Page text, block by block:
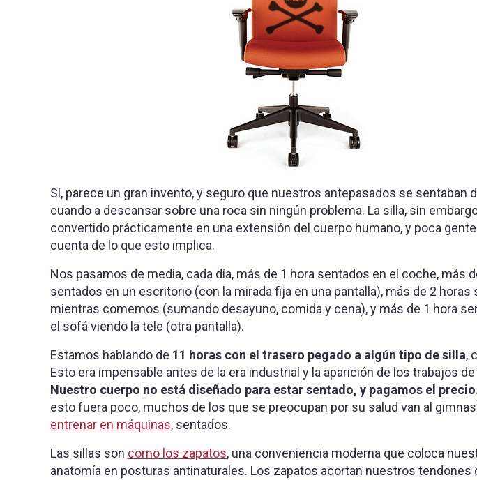
Sí, parece un gran invento, y seguro que nuestros antepasados se sentaban
cuando a descansar sobre una roca sin ningún problema. La silla, sin
convertido prácticamente en una extensión del cuerpo humano, y poca
cuenta de lo que esto implica.
Nos pasamos de media, cada día, más de 1 hora sentados en el coche, más
sentados en un escritorio (con la mirada fija en una pantalla), más de 2 horas
mientras comemos (sumando desayuno, comida y cena), y más de 1 hora
el sofá viendo la tele (otra pantalla).
Estamos hablando de 11 horas con el trasero pegado a algún tipo de silla,
Esto era impensable antes de la era industrial y la aparición de los trabajos
Nuestro cuerpo no está diseñado para estar sentado, y pagamos el precio
esto fuera poco, muchos de los que se preocupan por su salud van al
entrenar en máquinas, sentados.
Las sillas son como los zapatos, una conveniencia moderna que coloca
anatomía en posturas antinaturales. Los zapatos acortan nuestros tendones